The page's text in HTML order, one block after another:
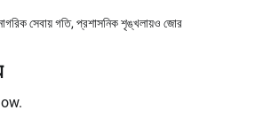
সেবায় গতি, প্রশাসনিক শৃঙ্খলায়ও জোর